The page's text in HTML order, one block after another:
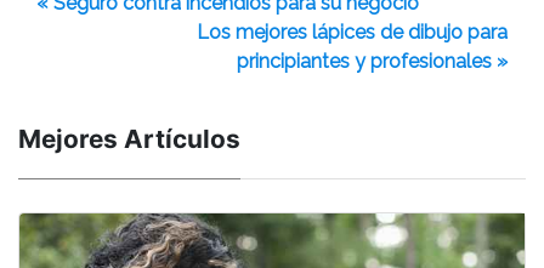
Los mejores lápices de dibujo para
principiantes y profesionales »
Mejores Artículos